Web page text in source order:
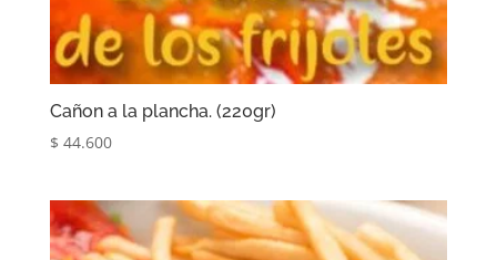
Cañon a la plancha. (220gr)
$ 44.600